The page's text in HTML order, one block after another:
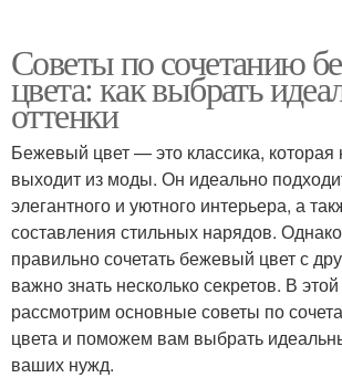
Советы по сочетанию
цвета: как выбрать
оттенки
Бежевый цвет — это классика, которая
выходит из моды. Он идеально
элегантного и уютного интерьера, а
составления стильных нарядов.
правильно сочетать бежевый цвет с
важно знать несколько секретов. В
рассмотрим основные советы по
цвета и поможем вам выбрать
ваших нужд.